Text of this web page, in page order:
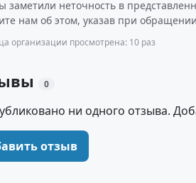
заметили неточность в
нам об этом, указав при
организации просмотрена: 10 раз
0
ни одного отзыва.
отзыв